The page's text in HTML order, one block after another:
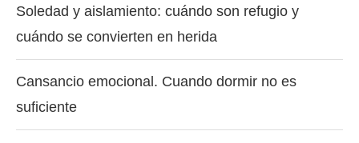
Soledad y aislamiento: cuándo son refugio y
cuándo se convierten en herida
Cansancio emocional. Cuando dormir no es
suficiente